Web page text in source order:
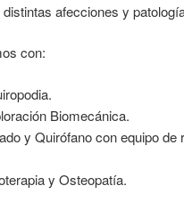
afecciones y
con:
Biomecánica.
y Quirófano con equipo de
y Osteopatía.